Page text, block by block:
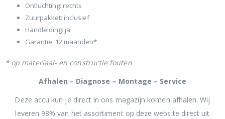
Ontluchting: rechts
Zuurpakket: inclusief
Handleiding: ja
Garantie: 12 maanden*
* op materiaal- en constructie fouten
Afhalen – Diagnose – Montage – Service
Deze accu kun je direct in ons magazijn komen afhalen. Wij
leveren 98% van het assortiment op deze website direct uit